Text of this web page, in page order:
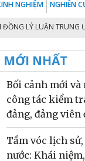
NGHIỆM NGHIÊN
LÝ LUẬN TRUNG
MỚI NHẤT
Bối cảnh mới và
công tác kiểm
đảng, đảng viên
Tầm vóc lịch
nước: Khái